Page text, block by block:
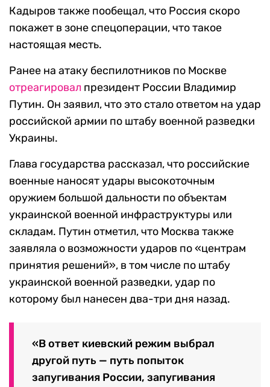
Кадыров также пообещал, что Россия скоро
покажет в зоне спецоперации, что такое
настоящая месть.
Ранее на атаку беспилотников по Москве
отреагировал президент России Владимир
Путин. Он заявил, что это стало ответом на удар
российской армии по штабу военной разведки
Украины.
Глава государства рассказал, что российские
военные наносят удары высокоточным
оружием большой дальности по объектам
украинской военной инфраструктуры или
складам. Путин отметил, что Москва также
заявляла о возможности ударов по «центрам
принятия решений», в том числе по штабу
украинской военной разведки, удар по
которому был нанесен два-три дня назад.
«В ответ киевский режим выбрал
другой путь — путь попыток
запугивания России, запугивания